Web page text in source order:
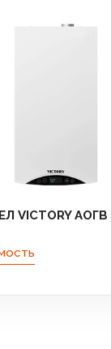
VICTORY